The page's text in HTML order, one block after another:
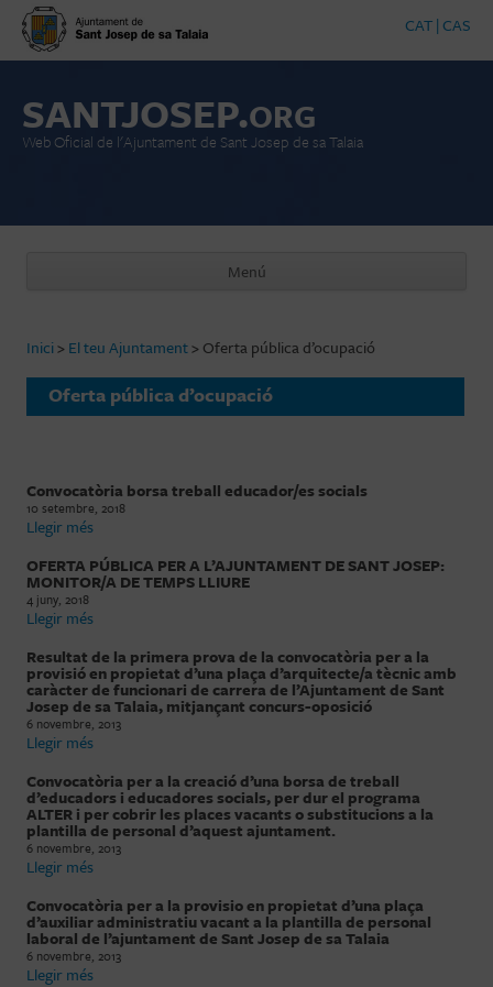
CAT| CAS
SANTJOSEP.ORG
Web Oficial de l'Ajuntament de Sant Josep de sa Talaia
Menú
Inici>El teu Ajuntament>Oferta pública d’ocupació
Oferta pública d’ocupació
Convocatòria borsa treball educador/es socials
10 setembre, 2018
Llegir més
OFERTA PÚBLICA PER A L’AJUNTAMENT DE SANT JOSEP:
MONITOR/A DE TEMPS LLIURE
4 juny, 2018
Llegir més
Resultat de la primera prova de la convocatòria per a la
provisió en propietat d’una plaça d’arquitecte/a tècnic amb
caràcter de funcionari de carrera de l’Ajuntament de Sant
Josep de sa Talaia, mitjançant concurs-oposició
6 novembre, 2013
Llegir més
Convocatòria per a la creació d’una borsa de treball
d’educadors i educadores socials, per dur el programa
ALTER i per cobrir les places vacants o substitucions a la
plantilla de personal d’aquest ajuntament.
6 novembre, 2013
Llegir més
Convocatòria per a la provisio en propietat d’una plaça
d’auxiliar administratiu vacant a la plantilla de personal
laboral de l’ajuntament de Sant Josep de sa Talaia
6 novembre, 2013
Llegir més